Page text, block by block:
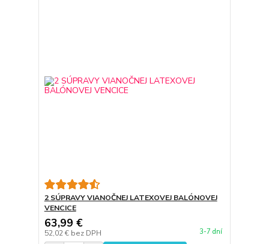
2 SÚPRAVY VIANOČNEJ LATEXOVEJ BALÓNOVEJ
VENCICE
63,99 €
52,02 € bez DPH 3-7 dní